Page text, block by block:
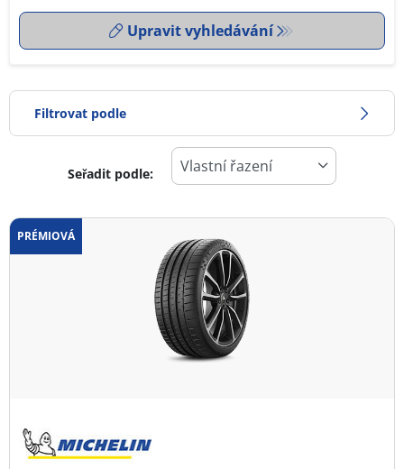
Upravit vyhledávání
Filtrovat podle
Typ pneumatiky
Všechny typy (32)
Typ vozidla
Seřadit podle:
PRÉMIOVÁ